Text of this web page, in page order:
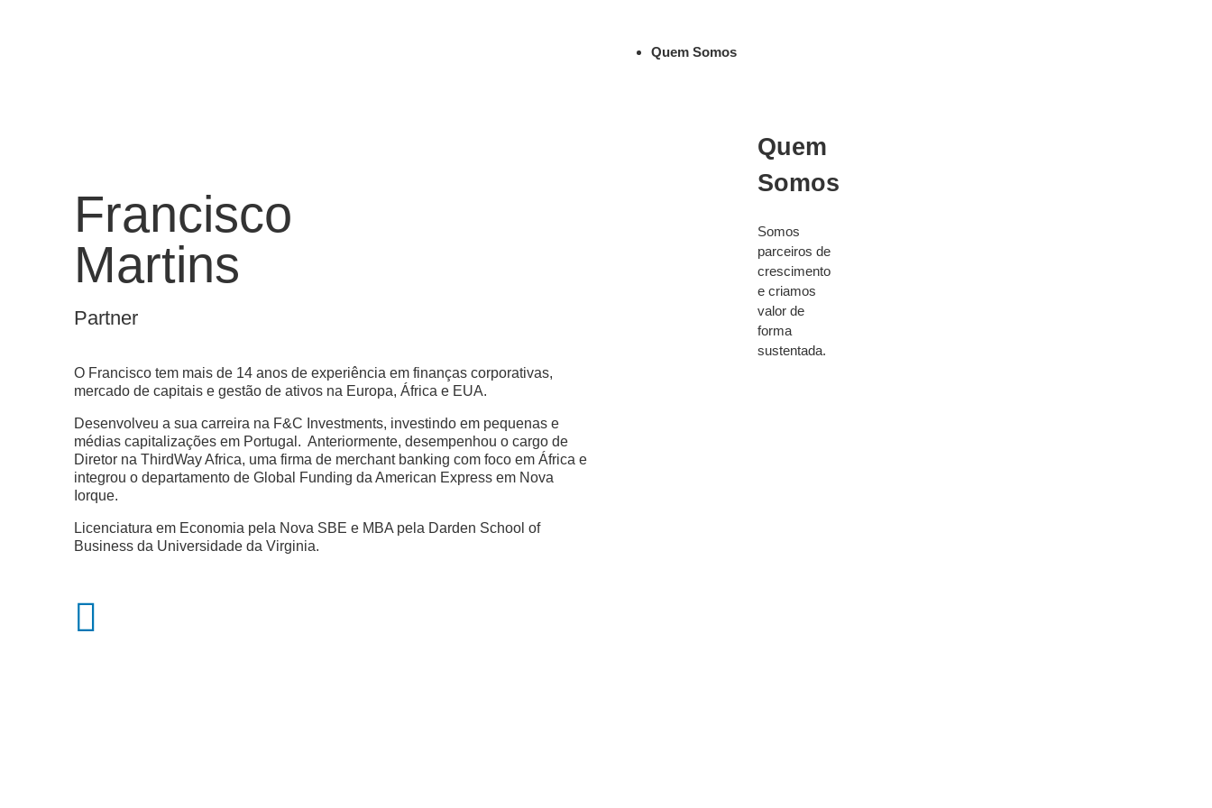
Quem Somos
Quem
Somos
Somos
parceiros de
crescimento
e criamos
valor de
forma
sustentada.
Francisco
Martins
Partner
O Francisco tem mais de 14 anos de experiência em finanças corporativas,
mercado de capitais e gestão de ativos na Europa, África e EUA.
Desenvolveu a sua carreira na F&C Investments, investindo em pequenas e
médias capitalizações em Portugal. Anteriormente, desempenhou o cargo de
Diretor na ThirdWay Africa, uma firma de merchant banking com foco em África e
integrou o departamento de Global Funding da American Express em Nova
Iorque.
Licenciatura em Economia pela Nova SBE e MBA pela Darden School of
Business da Universidade da Virginia.